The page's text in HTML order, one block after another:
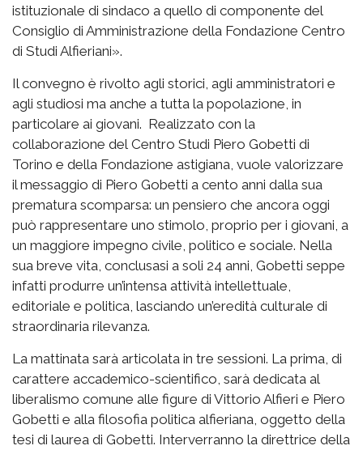
istituzionale di sindaco a quello di componente del
Consiglio di Amministrazione della Fondazione Centro
di Studi Alfieriani».
Il convegno è rivolto agli storici, agli amministratori e
agli studiosi ma anche a tutta la popolazione, in
particolare ai giovani. Realizzato con la
collaborazione del Centro Studi Piero Gobetti di
Torino e della Fondazione astigiana, vuole valorizzare
il messaggio di Piero Gobetti a cento anni dalla sua
prematura scomparsa: un pensiero che ancora oggi
può rappresentare uno stimolo, proprio per i giovani, a
un maggiore impegno civile, politico e sociale. Nella
sua breve vita, conclusasi a soli 24 anni, Gobetti seppe
infatti produrre un’intensa attività intellettuale,
editoriale e politica, lasciando un’eredità culturale di
straordinaria rilevanza.
La mattinata sarà articolata in tre sessioni. La prima, di
carattere accademico-scientifico, sarà dedicata al
liberalismo comune alle figure di Vittorio Alfieri e Piero
Gobetti e alla filosofia politica alfieriana, oggetto della
tesi di laurea di Gobetti. Interverranno la direttrice della